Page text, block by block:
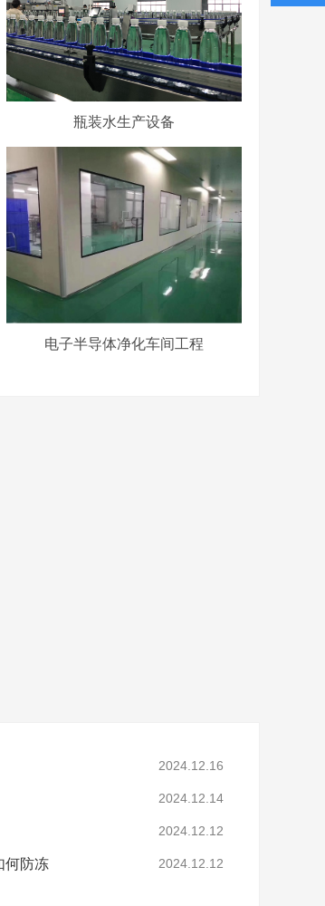
瓶装水生产设备
电子半导体净化车间工程
2024.12.16
2024.12.14
2024.12.12
何防冻 2024.12.12